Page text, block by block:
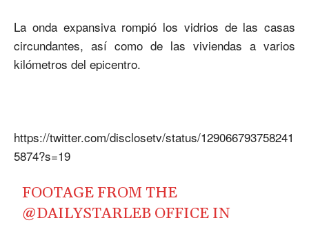
​La onda expansiva rompió los vidrios de las casas
circundantes, así como de las viviendas a varios
kilómetros del epicentro.
https://twitter.com/disclosetv/status/129066793758241
5874?s=19
FOOTAGE FROM THE
@DAILYSTARLEB OFFICE IN